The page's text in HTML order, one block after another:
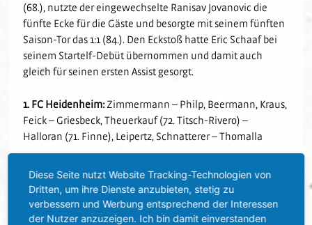
(68.), nutzte der eingewechselte Ranisav Jovanovic die
fünfte Ecke für die Gäste und besorgte mit seinem fünften
Saison-Tor das 1:1 (84.). Den Eckstoß hatte Eric Schaaf bei
seinem Startelf-Debüt übernommen und damit auch
gleich für seinen ersten Assist gesorgt.
1. FC Heidenheim: Zimmermann – Philp, Beermann, Kraus,
Feick – Griesbeck, Theuerkauf (72. Titsch-Rivero) –
Halloran (71. Finne), Leipertz, Schnatterer – Thomalla
SV Sandhausen:
Knaller – Klingmann, Kister, Roßbach,
Schaaf – Linsmayer, Kulovits – Wooten (66. Vollmann),
Pledl, Thiede (66. Jovanovic) – Bouhaddouz
Diese Seite nutzt Website Tracking-Technologien von
Dritten, um ihre Dienste anzubieten, stetig zu
verbessern und Werbung entsprechend der Interessen
der Nutzer anzuzeigen. Ich bin damit einverstanden